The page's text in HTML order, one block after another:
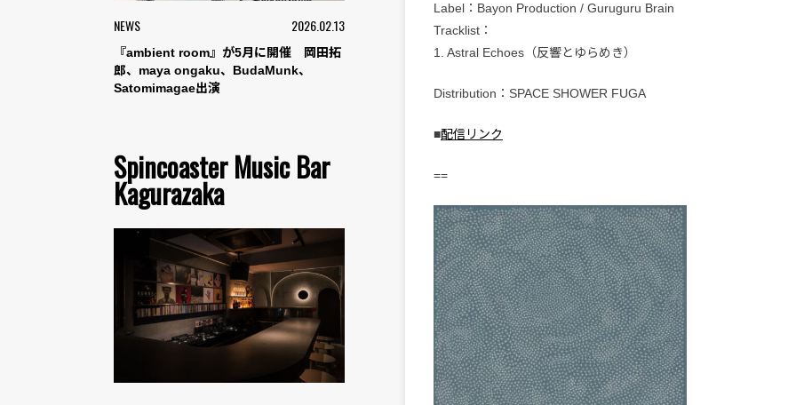
NEWS 2026.02.13
『ambient room』が5月に開催 岡田拓
郎、maya ongaku、BudaMunk、
Satomimagae出演
Spincoaster Music Bar
Kagurazaka
Label：Bayon Production / Guruguru Brain
Tracklist：
1. Astral Echoes（反響とゆらめき）
Distribution：SPACE SHOWER FUGA
■配信リンク
==